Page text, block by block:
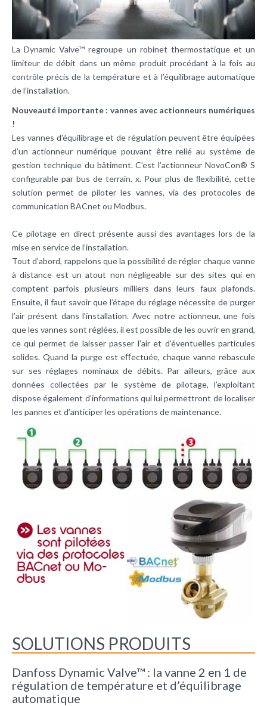
La Dynamic Valve™ regroupe un robinet thermostatique et un
limiteur de débit dans un même produit procédant à la fois au
contrôle précis de la température et à l’équilibrage automatique
de l’installation.
Nouveauté importante : vannes avec actionneurs numériques
!
Les vannes d’équilibrage et de régulation peuvent être équipées
d’un actionneur numérique pouvant être relié au système de
gestion technique du bâtiment. C’est l’actionneur NovoCon® S
configurable par bus de terrain. x. Pour plus de ﬂexibilité, cette
solution permet de piloter les vannes, via des protocoles de
communication BACnet ou Modbus.
Ce pilotage en direct présente aussi des avantages lors de la
mise en service de l’installation.
Tout d’abord, rappelons que la possibilité de régler chaque vanne
à distance est un atout non négligeable sur des sites qui en
comptent parfois plusieurs milliers dans leurs faux plafonds.
Ensuite, il faut savoir que l’étape du réglage nécessite de purger
l’air présent dans l’installation. Avec notre actionneur, une fois
que les vannes sont réglées, il est possible de les ouvrir en grand,
ce qui permet de laisser passer l’air et d’éventuelles particules
solides. Quand la purge est eﬀectuée, chaque vanne rebascule
sur ses réglages nominaux de débits. Par ailleurs, grâce aux
données collectées par le système de pilotage, l’exploitant
dispose également d’informations qui lui permettront de localiser
les pannes et d’anticiper les opérations de maintenance.
SOLUTIONS PRODUITS
Danfoss Dynamic Valve™ : la vanne 2 en 1 de
régulation de température et d’équilibrage
automatique